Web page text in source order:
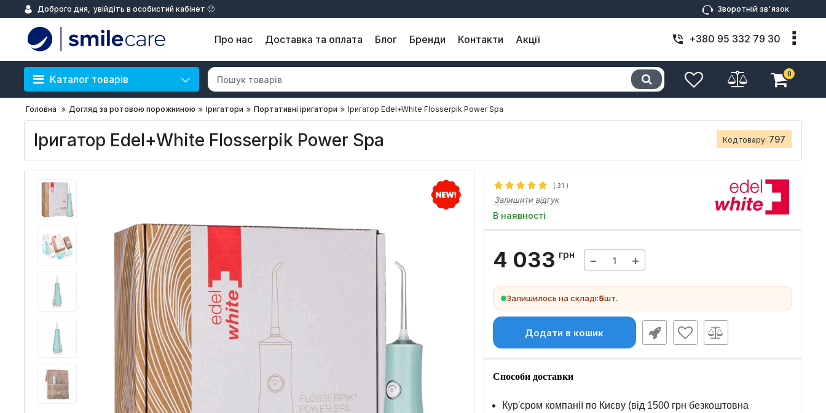
Доброго дня, увійдіть в особистий кабінет 🙂 Зворотній зв'язок
Про нас Доставка та оплата Блог Бренди Контакти Акції +380 95 332 79 30
Каталог товарів 0
Головна Догляд за ротовою порожниною Іригатори Портативні іригатори Іригатор Edel+White Flosserpik Power Spa
Іригатор Edel+White Flosserpik Power Spa Код товару: 797
( 31 )
Залишити відгук
В наявності
4 033 грн − +
Залишилось на складі:5шт.
Додати в кошик
Способи доставки
Кур'єром компанії по Києву (від 1500 грн безкоштовна